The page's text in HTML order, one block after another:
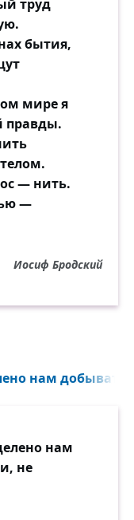
труд
бытия,
мире я
правды.
— нить.
—
Иосиф Бродский
нам
нам
не